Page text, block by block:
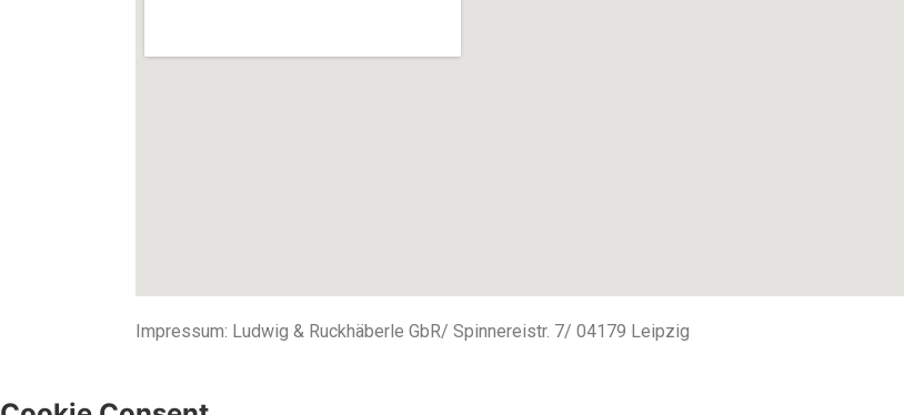
Impressum: Ludwig & Ruckhäberle GbR/ Spinnereistr. 7/ 04179 Leipzig